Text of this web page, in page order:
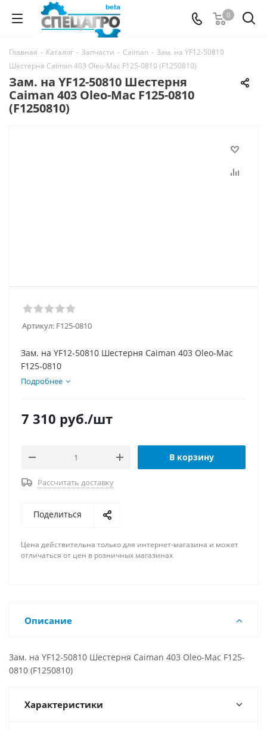
0
Главная - Каталог - Запчасти - Caiman - Зам. на YF12-50810
Шестерня Caiman 403 Oleo-Mac F125-0810 (F1250810)
Зам. на YF12-50810 Шестерня
Caiman 403 Oleo-Mac F125-0810
(F1250810)
Артикул: F125-0810
Зам. на YF12-50810 Шестерня Caiman 403 Oleo-Mac
F125-0810
Подробнее
7 310 руб./шт
В корзину
Рассчитать доставку
Поделиться
Цена действительна только для интернет-магазина и может
отличаться от цен в розничных магазинах
Описание
Зам. на YF12-50810 Шестерня Caiman 403 Oleo-Mac F125-
0810 (F1250810)
Характеристики